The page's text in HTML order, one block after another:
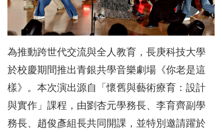
為推動跨世代交流與全人教育，長庚科技大學
於校慶期間推出青銀共學音樂劇場《你老是這
樣》。本次演出源自「懷舊與藝術療育：設計
與實作」課程，由劉杏元學務長、李育齊副學
務長、趙俊彥組長共同開課，並特別邀請躍於